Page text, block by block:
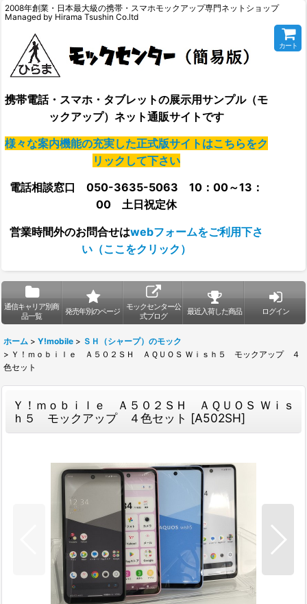
2008年創業・日本最大級の携帯・スマホモックアップ専門ネットショップ
Managed by Hirama Tsushin Co.ltd
携帯電話・スマホ・タブレットの展示用サンプル（モ
ックアップ）ネット通販サイトです
様々な案内機能の充実した正式版サイトはこちらをク
リックして下さい
電話相談窓口 050-3635-5063 10：00～13：
00 土日祝定休
営業時間外のお問合せはwebフォームをご利用下さ
い（ここをクリック）
カート
通信キャリア別商
品一覧
発売年別のページ
モックセンター公
式ブログ
最近入荷した商品 ログイン
ホーム > Y!mobile > ＳＨ（シャープ）のモック
> Ｙ！ｍｏｂｉｌｅ Ａ５０２ＳＨ ＡＱＵＯＳ Ｗｉｓｈ５ モックアップ ４
色セット
Ｙ！ｍｏｂｉｌｅ Ａ５０２ＳＨ ＡＱＵＯＳ Ｗｉｓ
ｈ５ モックアップ ４色セット [A502SH]